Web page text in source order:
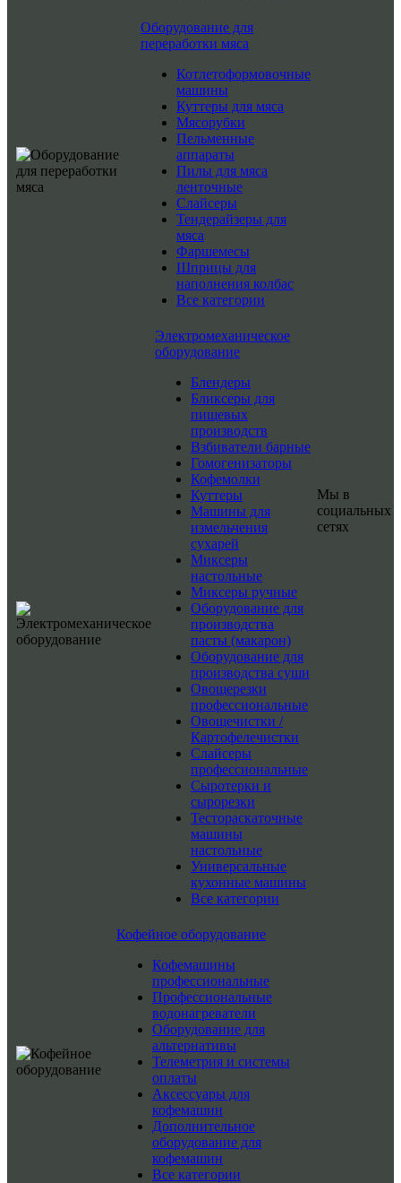
Оборудование для
переработки мяса
Котлетоформовочные
машины
Куттеры для мяса
Мясорубки
Пельменные
аппараты
Пилы для мяса
ленточные
Слайсеры
Тендерайзеры для
мяса
Фаршемесы
Шприцы для
наполнения колбас
Все категории
Электромеханическое
оборудование
Блендеры
Бликсеры для
пищевых
производств
Взбиватели барные
Гомогенизаторы
Кофемолки
Куттеры
Машины для
измельчения
сухарей
Миксеры
настольные
Миксеры ручные
Оборудование для
производства
пасты (макарон)
Оборудование для
производства суши
Овощерезки
профессиональные
Овощечистки /
Картофелечистки
Слайсеры
профессиональные
Сыротерки и
сырорезки
Тестораскаточные
машины
настольные
Универсальные
кухонные машины
Все категории
Кофейное оборудование
Кофемашины
профессиональные
Профессиональные
водонагреватели
Оборудование для
альтернативы
Телеметрия и системы
оплаты
Аксессуары для
кофемашин
Дополнительное
оборудование для
кофемашин
Все категории
Мы в
социальных
сетях